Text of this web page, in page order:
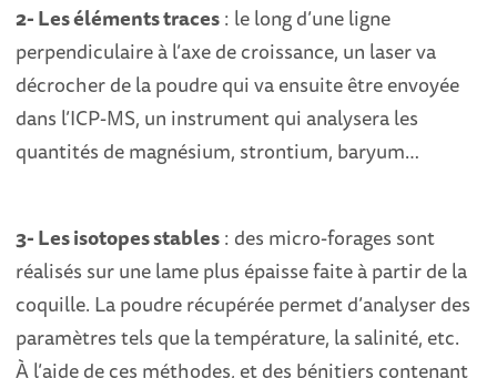
2- Les éléments traces: le long d’une ligne
perpendiculaire à l’axe de croissance, un laser va
décrocher de la poudre qui va ensuite être envoyée
dans l’ICP-MS, un instrument qui analysera les
quantités de magnésium, strontium, baryum…
3- Les isotopes stables: des micro-forages sont
réalisés sur une lame plus épaisse faite à partir de la
coquille. La poudre récupérée permet d’analyser des
paramètres tels que la température, la salinité, etc.
À l’aide de ces méthodes, et des bénitiers contenant